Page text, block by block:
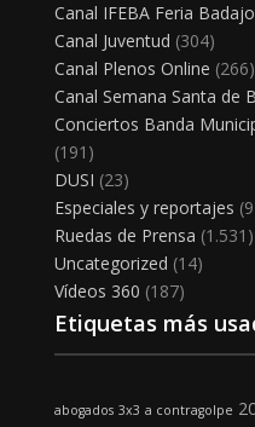
Canal IFEBA Feria
Canal Juventud (304)
Canal Plenos Online (266)
Canal Semana Santa de
Conciertos Banda
(191)
DUSI (23)
Especiales y reportajes
Ruedas de Prensa (1.531)
Uncategorized (14)
Vídeos 360 (187)
Etiquetas más
abogados 3x3 a contragolpe